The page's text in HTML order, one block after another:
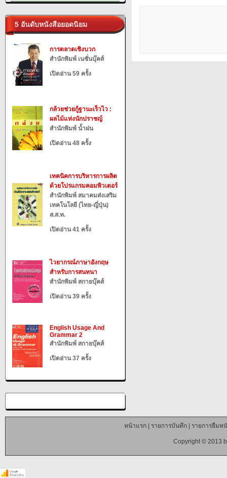
5 อันดับหนังสือยอดนิยม
การตลาดเชิงบวก
สำนักพิมพ์ เนชั่นบุ๊คส์
เปิดอ่าน 59 ครั้ง
กล้วยช่วยกู้ฐานะเร็วไว :
ผลไม้แห่งนักปราชญ์
สำนักพิมพ์ น้ำฝน
เปิดอ่าน 48 ครั้ง
เทคนิคการบริหารการผลิต
ด้วยโปรแกรมคอมพิวเตอร์
สำนักพิมพ์ สมาคมส่งเสริม
เทคโนโลยี (ไทย-ญี่ปุ่น)
ส.ส.ท.
เปิดอ่าน 41 ครั้ง
ไวยากรณ์ภาษาอังกฤษ
สำหรับการสนทนา
สำนักพิมพ์ สกายบุ๊คส์
เปิดอ่าน 39 ครั้ง
English Usage And
Grammar 2
สำนักพิมพ์ สกายบุ๊คส์
เปิดอ่าน 37 ครั้ง
หน้าแรก| รายการบันทึก| รายการยืมห
Copyright © 2013